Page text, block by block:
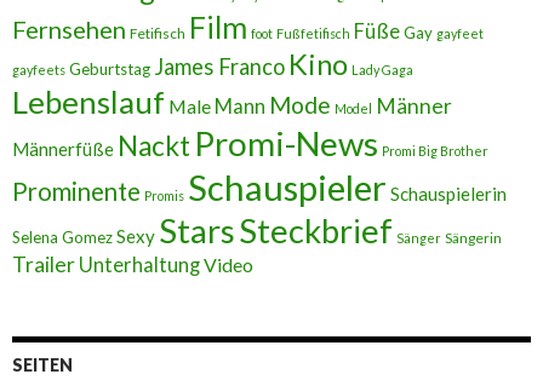
Fernsehen Fetifisch Film foot Fußfetifisch FüßeGay gayfeet
gayfeets Geburtstag James Franco Kino Lady Gaga
Lebenslauf Male Mann Mode Model Männer
Männerfüße Nackt Promi-News Promi Big Brother
Prominente Promis Schauspieler Schauspielerin
Selena GomezSexy StarsSteckbrief Sänger Sängerin
Trailer UnterhaltungVideo
SEITEN